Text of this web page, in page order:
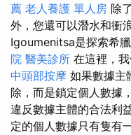
薦 老人養護 單人房 除
外，您還可以潛水和衝
Igoumenitsa是探索希
院 醫美診所 在這裡，
中頭部按摩 如果數據主
除，而是鎖定個人數據
違反數據主體的合法利
定的個人數據只有隻有